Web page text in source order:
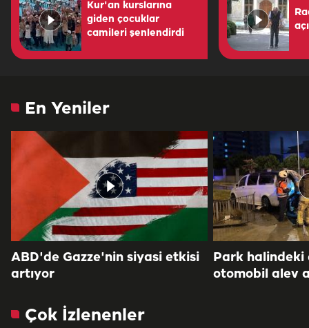
Kur'an kurslarına
giden çocuklar
camileri şenlendirdi
En Yeniler
ABD'de Gazze'nin siyasi etkisi
artıyor
Park halindeki
otomobil alev
Çok İzlenenler